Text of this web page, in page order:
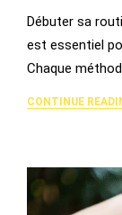
Débuter sa
est essentiel
Chaque
CONTINUE